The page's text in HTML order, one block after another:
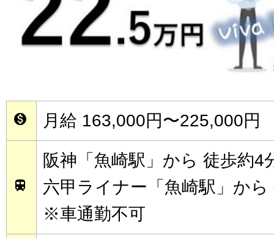
 月給 163,000円〜225,000円

阪神「魚崎駅」から 徒歩約4
六甲ライナー「魚崎駅」から
※車通勤不可